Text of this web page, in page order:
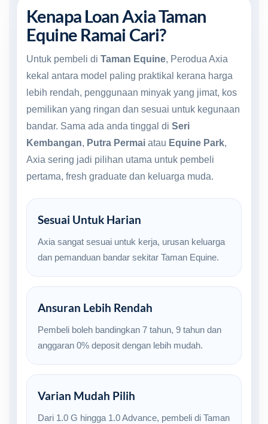
Kenapa Loan Axia Taman
Equine Ramai Cari?
Untuk pembeli di Taman Equine, Perodua Axia
kekal antara model paling praktikal kerana harga
lebih rendah, penggunaan minyak yang jimat, kos
pemilikan yang ringan dan sesuai untuk kegunaan
bandar. Sama ada anda tinggal di Seri
Kembangan, Putra Permai atau Equine Park,
Axia sering jadi pilihan utama untuk pembeli
pertama, fresh graduate dan keluarga muda.
Sesuai Untuk Harian
Axia sangat sesuai untuk kerja, urusan keluarga
dan pemanduan bandar sekitar Taman Equine.
Ansuran Lebih Rendah
Pembeli boleh bandingkan 7 tahun, 9 tahun dan
anggaran 0% deposit dengan lebih mudah.
Varian Mudah Pilih
Dari 1.0 G hingga 1.0 Advance, pembeli di Taman